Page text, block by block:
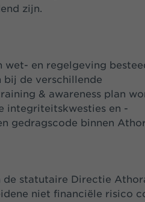
zijn.
wet- en regelgeving
de verschillende
& awareness plan
integriteitskwesties en -
gedragscode binnen
de statutaire Directie
niet financiële risico